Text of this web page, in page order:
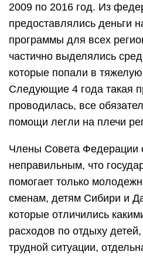
2009 по 2016 год. Из
предоставлялись деньги
программы для всех
частично выделялись
которые попали в
Следующие 4 года такая
проводилась, все
помощи легли на плечи
Члены Совета Федерации
неправильным, что
помогает только
сменам, детям Сибири и
которые отличились
расходов по отдыху
трудной ситуации,